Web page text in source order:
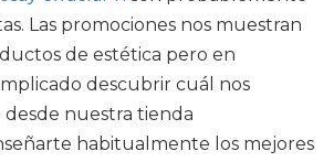
Las promociones nos muestran
de estética pero en
descubrir cuál nos
desde nuestra tienda
habitualmente los mejores